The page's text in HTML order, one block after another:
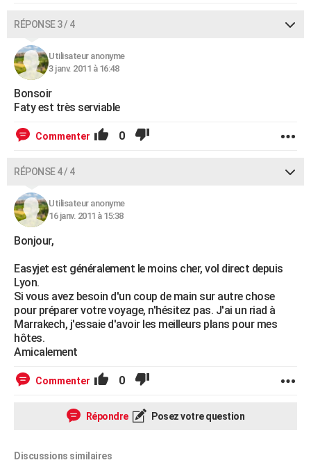
RÉPONSE 3 / 4
Utilisateur anonyme
3 janv. 2011 à 16:48
Bonsoir
Faty est très serviable
Commenter 0
RÉPONSE 4 / 4
Utilisateur anonyme
16 janv. 2011 à 15:38
Bonjour,
Easyjet est généralement le moins cher, vol direct depuis
Lyon.
Si vous avez besoin d'un coup de main sur autre chose
pour préparer votre voyage, n'hésitez pas. J'ai un riad à
Marrakech, j'essaie d'avoir les meilleurs plans pour mes
hôtes.
Amicalement
Commenter 0
Répondre Posez votre question
Discussions similaires